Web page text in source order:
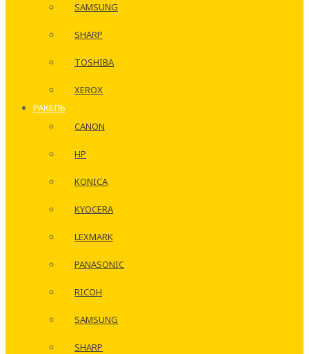
SAMSUNG
SHARP
TOSHIBA
XEROX
РАКЕЛЬ
CANON
HP
KONICA
KYOCERA
LEXMARK
PANASONIC
RICOH
SAMSUNG
SHARP